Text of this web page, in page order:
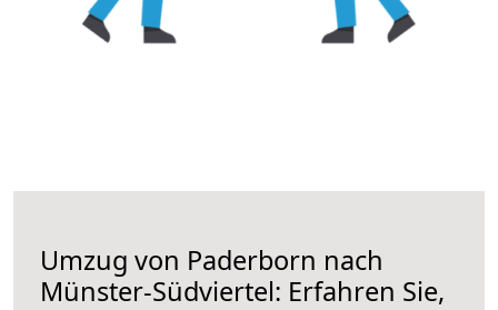
Umzug von Paderborn nach
Münster-Südviertel: Erfahren Sie,